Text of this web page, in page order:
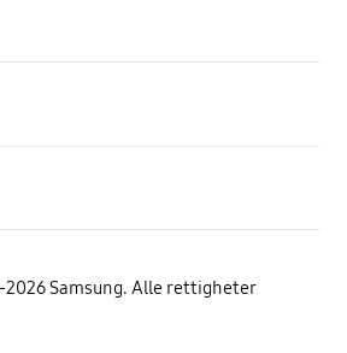
Samsung. Alle rettigheter